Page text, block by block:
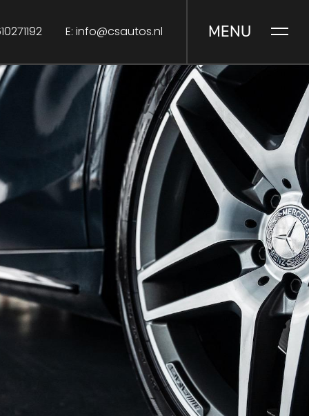
E: info@csautos.nl MENU